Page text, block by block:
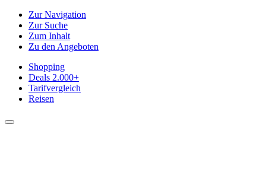
Zur Navigation
Zur Suche
Zum Inhalt
Zu den Angeboten
Shopping
Deals 2.000+
Tarifvergleich
Reisen